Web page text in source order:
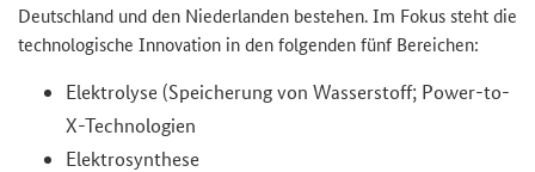
Deutsch­land und den Nie­der­lan­den be­stehen. Im Fokus steht die
tech­no­lo­gi­sche In­no­va­ti­on in den fol­gen­den fünf Be­rei­chen:
Elek­tro­ly­se (Spei­che­rung von Was­ser­stoff; Power-to-
X-​Technologien
Elek­tro­syn­the­se